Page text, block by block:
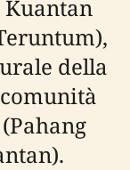
della